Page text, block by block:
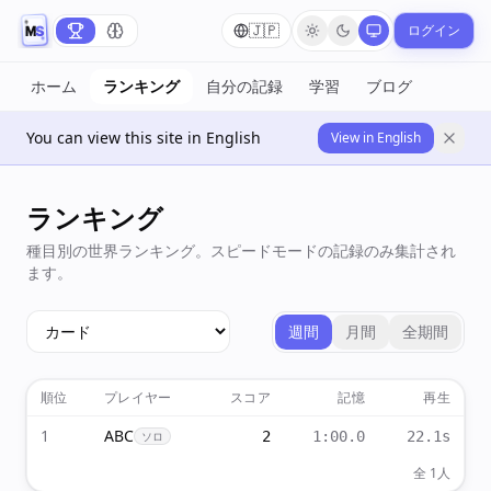
🇯🇵 ログイン
ホーム ランキング 自分の記録 学習 ブログ
You can view this site in English View in English
ランキング
種目別の世界ランキング。スピードモードの記録のみ集計され
ます。
週間 月間 全期間
順位 プレイヤー スコア 記憶 再生
1 ABC ソロ 2 1:00.0 22.1s
全 1人